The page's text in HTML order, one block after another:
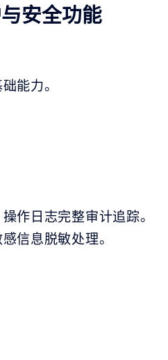
安全功能
能力。
作日志完整审计追踪。
信息脱敏处理。